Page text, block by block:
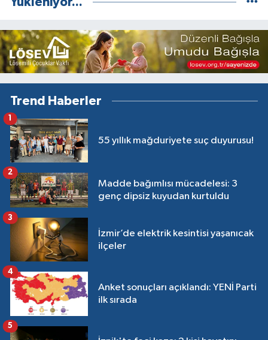
Trend Haberler
55 yıllık mağduriyete suç duyurusu!
1
Madde bağımlısı mücadelesi: 3
genç dipsiz kuyudan kurtuldu
2
İzmir’de elektrik kesintisi yaşanıcak
ilçeler
3
Anket sonuçları açıklandı: YENİ Parti
ilk sırada
4
5